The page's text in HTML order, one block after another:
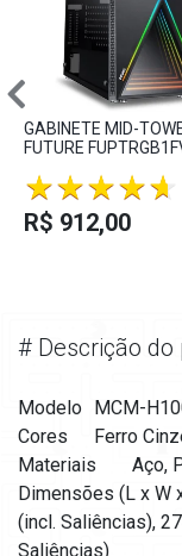
GABINETE MID-
FUTURE
R$ 912,00
# Descrição do
Modelo MCM-
Cores
Ferro
Materiais
Aço,
Dimensões (L x W
(incl. Saliências),
Saliências)